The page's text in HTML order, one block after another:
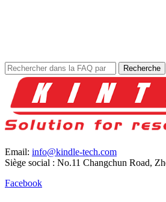
Recherche
Email: info@kindle-tech.com
Siège social : No.11 Changchun Road,
Facebook